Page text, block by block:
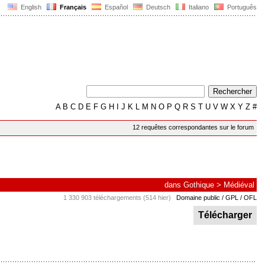
English Français Español Deutsch Italiano Português
AB C D E F G H J K L M N O P Q R S T U V W X Y Z #
12 requêtes correspondantes sur le forum
dans Gothique > Médiéval
1 330 903 téléchargements (514 hier) Domaine public / GPL / OFL
Télécharger